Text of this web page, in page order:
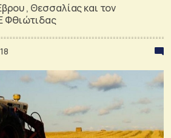
, Θεσσαλίας και τον
Φθιώτιδας